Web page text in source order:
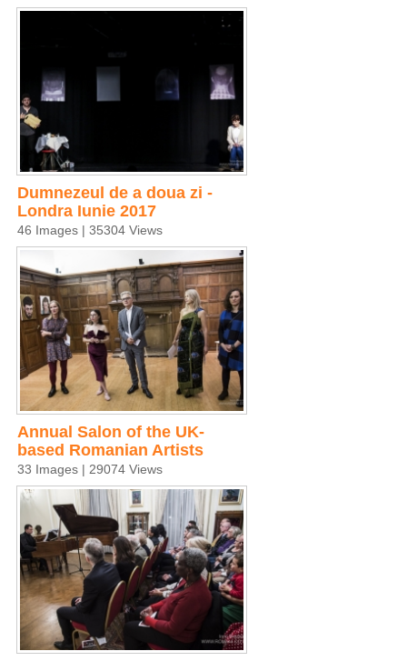
Dumnezeul de a doua zi -
Londra Iunie 2017
46 Images | 35304 Views
Annual Salon of the UK-
based Romanian Artists
33 Images | 29074 Views